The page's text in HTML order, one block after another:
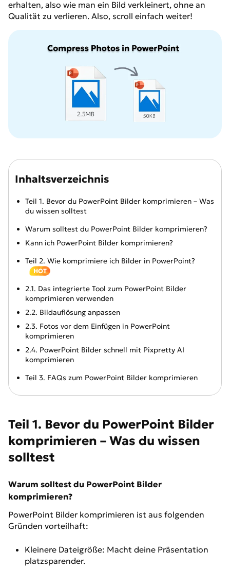
erhalten, also wie man ein Bild verkleinert, ohne an
Qualität zu verlieren. Also, scroll einfach weiter!
Inhaltsverzeichnis
Teil 1. Bevor du PowerPoint Bilder komprimieren – Was
du wissen solltest
Warum solltest du PowerPoint Bilder komprimieren?
Kann ich PowerPoint Bilder komprimieren?
Teil 2. Wie komprimiere ich Bilder in PowerPoint?
HOT
2.1. Das integrierte Tool zum PowerPoint Bilder
komprimieren verwenden
2.2. Bildauflösung anpassen
2.3. Fotos vor dem Einfügen in PowerPoint
komprimieren
2.4. PowerPoint Bilder schnell mit Pixpretty AI
komprimieren
Teil 3. FAQs zum PowerPoint Bilder komprimieren
Teil 1. Bevor du PowerPoint Bilder
komprimieren – Was du wissen
solltest
Warum solltest du PowerPoint Bilder
komprimieren?
PowerPoint Bilder komprimieren ist aus folgenden
Gründen vorteilhaft:
Kleinere Dateigröße: Macht deine Präsentation
platzsparender.